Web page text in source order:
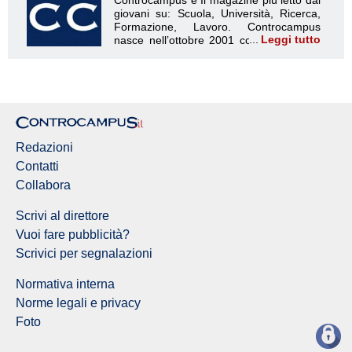
Leggi tutto
Redazioni
Contatti
Collabora
Scrivi al direttore
Vuoi fare pubblicità?
Scrivici per segnalazioni
Normativa interna
Norme legali e privacy
Foto